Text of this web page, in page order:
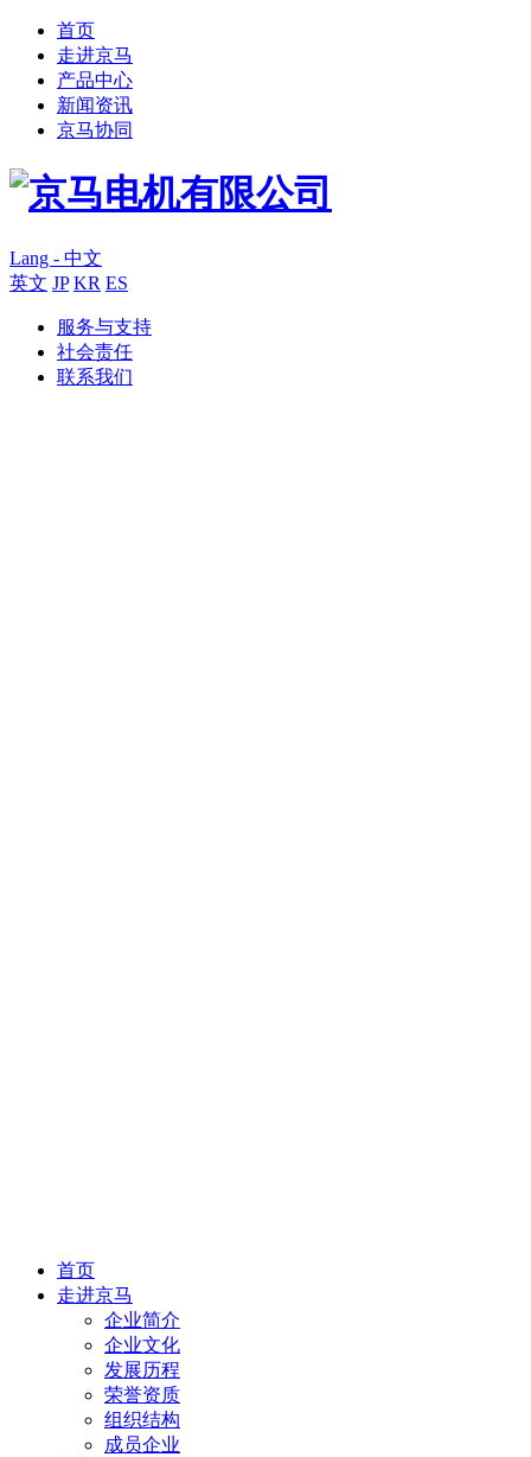
首页
走进京马
产品中心
新闻资讯
京马协同
Lang - 中文
英文 JP KR ES
服务与支持
社会责任
联系我们
首页
走进京马
企业简介
企业文化
发展历程
荣誉资质
组织结构
成员企业